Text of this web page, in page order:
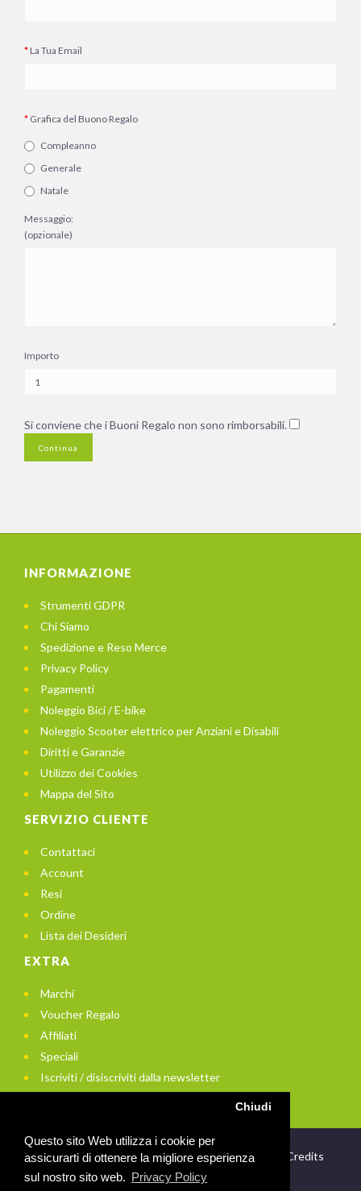
Questo sito Web utilizza i cookie per
assicurarti di ottenere la migliore esperienza
sul nostro sito web. Privacy Policy
Chiudi
La Tua Email
Grafica del Buono Regalo
Compleanno
Generale
Natale
Messaggio:
(opzionale)
Importo
Si conviene che i Buoni Regalo non sono rimborsabili.
INFORMAZIONE
Strumenti GDPR
Chi Siamo
Spedizione e Reso Merce
Privacy Policy
Pagamenti
Noleggio Bici / E-bike
Noleggio Scooter elettrico per Anziani e Disabili
Diritti e Garanzie
Utilizzo dei Cookies
Mappa del Sito
SERVIZIO CLIENTE
Contattaci
Account
Resi
Ordine
Lista dei Desideri
EXTRA
Marchi
Voucher Regalo
Affiliati
Speciali
Iscriviti / disiscriviti dalla newsletter
© 2021 In Bici di Enrico Arito - P.Iva: 01956740672 - Credits